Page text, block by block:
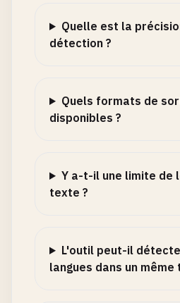
Quelle est la
détection ?
Quels formats de
disponibles ?
Y a-t-il une limite de
texte ?
L'outil peut-il
langues dans un même